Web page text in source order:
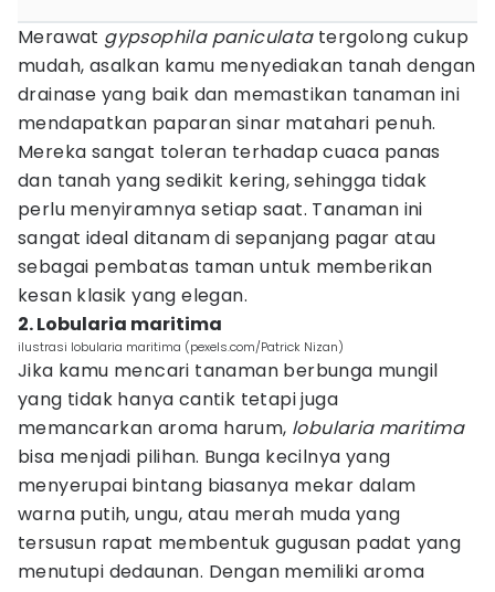
Merawat gypsophila paniculatatergolong cukup
mudah, asalkan kamu menyediakan tanah dengan
drainase yang baik dan memastikan tanaman ini
mendapatkan paparan sinar matahari penuh.
Mereka sangat toleran terhadap cuaca panas
dan tanah yang sedikit kering, sehingga tidak
perlu menyiramnya setiap saat. Tanaman ini
sangat ideal ditanam di sepanjang pagar atau
sebagai pembatas taman untuk memberikan
kesan klasik yang elegan.
2. Lobularia maritima
ilustrasi lobularia maritima (pexels.com/Patrick Nizan)
Jika kamu mencari tanaman berbunga mungil
yang tidak hanya cantik tetapi juga
memancarkan aroma harum, lobularia maritima
bisa menjadi pilihan. Bunga kecilnya yang
menyerupai bintang biasanya mekar dalam
warna putih, ungu, atau merah muda yang
tersusun rapat membentuk gugusan padat yang
menutupi dedaunan. Dengan memiliki aroma